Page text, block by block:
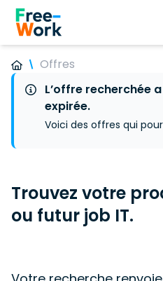
Offres
L’offre recherchée
expirée.
Voici des offres qui
Trouvez votre
ou futur job IT.